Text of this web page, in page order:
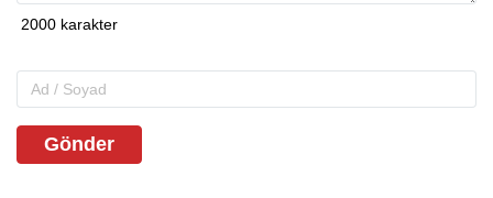
Gönder